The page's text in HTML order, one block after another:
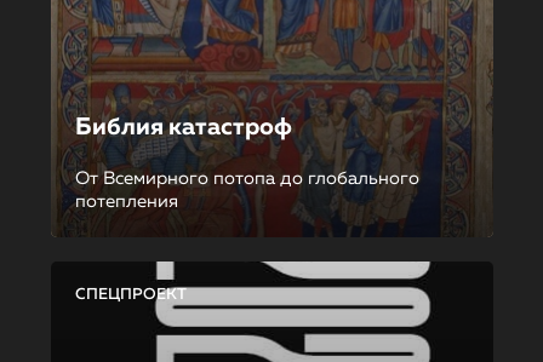
Библия катастроф
От Всемирного потопа до глобального
потепления
СПЕЦПРОЕКТ